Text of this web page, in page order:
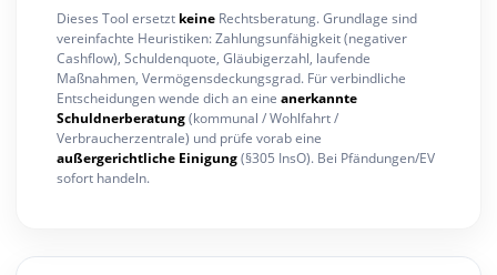
Dieses Tool ersetzt keine Rechtsberatung. Grundlage sind
vereinfachte Heuristiken: Zahlungsunfähigkeit (negativer
Cashflow), Schuldenquote, Gläubigerzahl, laufende
Maßnahmen, Vermögensdeckungsgrad. Für verbindliche
Entscheidungen wende dich an eine aner­kannte
Schuldnerberatung(kommunal / Wohlfahrt /
Verbraucherzentrale) und prüfe vorab eine
außergerichtliche Einigung(§305 InsO). Bei Pfändungen/EV
sofort handeln.